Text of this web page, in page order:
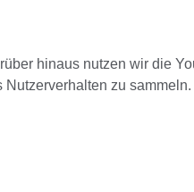
hinaus nutzen wir die
zu